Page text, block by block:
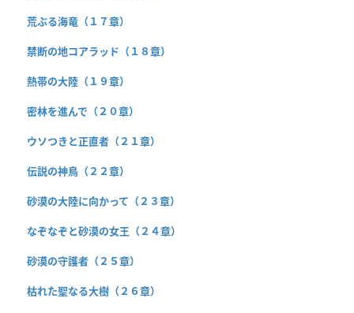
荒ぶる海竜（１７章）
禁断の地コアラッド（１８章）
熱帯の大陸（１９章）
密林を進んで（２０章）
ウソつきと正直者（２１章）
伝説の神鳥（２２章）
砂漠の大陸に向かって（２３章）
なぞなぞと砂漠の女王（２４章）
砂漠の守護者（２５章）
枯れた聖なる大樹（２６章）